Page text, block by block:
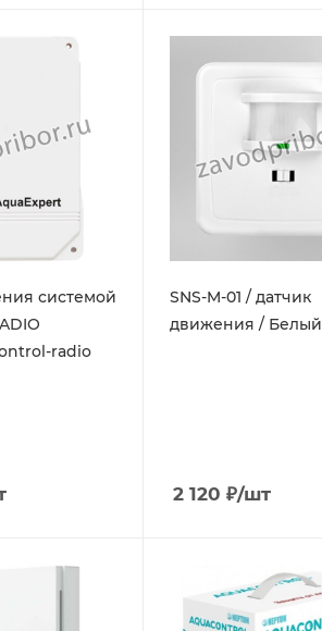
системой
radio
SNS-M-01 / датчик
движения / Белый
2 120 ₽/шт